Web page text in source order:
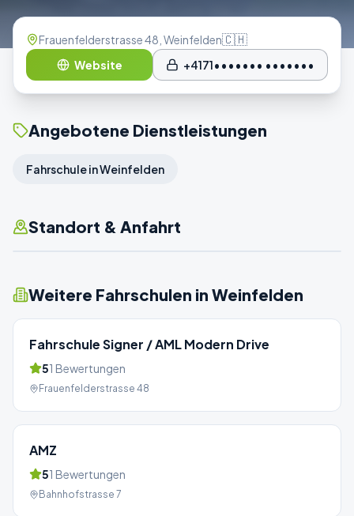
Frauenfelderstrasse 48, Weinfelden🇨🇭
Website +4171••••••• •••••••
Angebotene Dienstleistungen
Fahrschule in Weinfelden
Standort & Anfahrt
Weitere Fahrschulen in Weinfelden
Fahrschule Signer / AML Modern Drive
51 Bewertungen
Frauenfelderstrasse 48
AMZ
51 Bewertungen
Bahnhofstrasse 7